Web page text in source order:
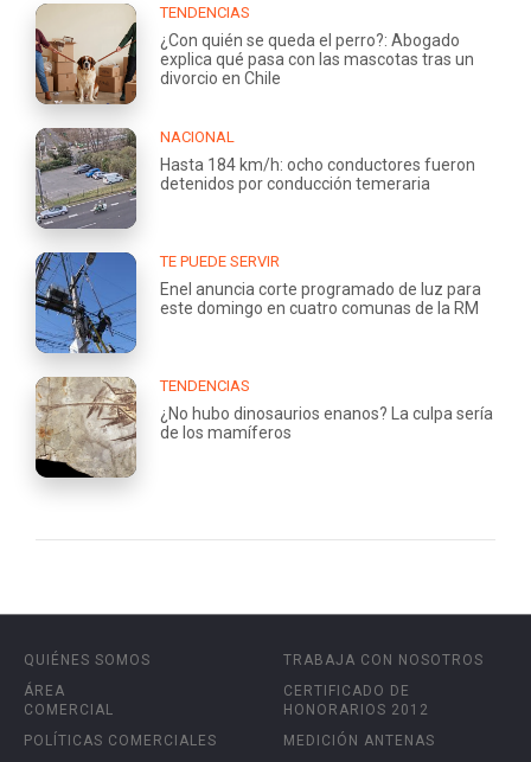
TENDENCIAS
¿Con quién se queda el perro?: Abogado
explica qué pasa con las mascotas tras un
divorcio en Chile
NACIONAL
Hasta 184 km/h: ocho conductores fueron
detenidos por conducción temeraria
TE PUEDE SERVIR
Enel anuncia corte programado de luz para
este domingo en cuatro comunas de la RM
TENDENCIAS
¿No hubo dinosaurios enanos? La culpa sería
de los mamíferos
QUIÉNES SOMOS
ÁREA
COMERCIAL
POLÍTICAS COMERCIALES
TRABAJA CON NOSOTROS
CERTIFICADO DE
HONORARIOS 2012
MEDICIÓN ANTENAS